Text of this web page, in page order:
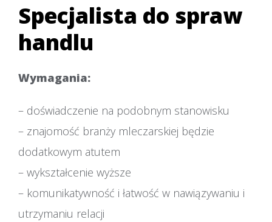
Specjalista do spraw
handlu
Wymagania:
– doświadczenie na podobnym stanowisku
– znajomość branży mleczarskiej będzie
dodatkowym atutem
– wykształcenie wyższe
– komunikatywność i łatwość w nawiązywaniu i
utrzymaniu relacji